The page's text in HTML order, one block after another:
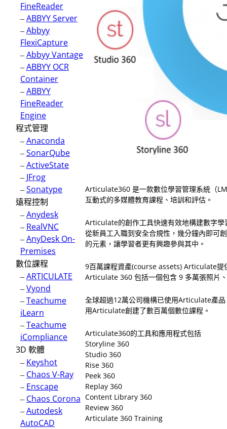
FineReader
–ABBYY Server
–Abbyy
FlexiCapture
–Abbyy Vantage
–ABBYY OCR
Container
–ABBYY
FineReader
Engine
程式管理
–Anaconda
–SonarQube
–ActiveState
– JFrog
–Sonatype
遠程控制
–Anydesk
– RealVNC
–AnyDesk On-
Premises
數位課程
–ARTICULATE
–Vyond
–Teachume
iLearn
–Teachume
iCompliance
3D 軟體
– Keyshot
– Chaos V-Ray
– Enscape
– Chaos Corona
–Autodesk
AutoCAD
Articulate360 是一款數位學習管理系統（
互動式的多媒體教育課程、培訓和評估。
Articulate的創作工具快速有效地構建數字
從新員工入職到安全合規性，幾分鐘內即可
的元素，讓學習者更有興趣參與其中。
9百萬課程資產(course assets) Articulate提
Articulate 360 包括一個包含 9 多萬張照片
全球超過12萬公司機構已使用Articulate產
用Articulate創建了數百萬個數位課程。
Articulate360的工具和應用程式包括
Storyline 360
Studio 360
Rise 360
Peek 360
Replay 360
Content Library 360
Review 360
Articulate 360 Training